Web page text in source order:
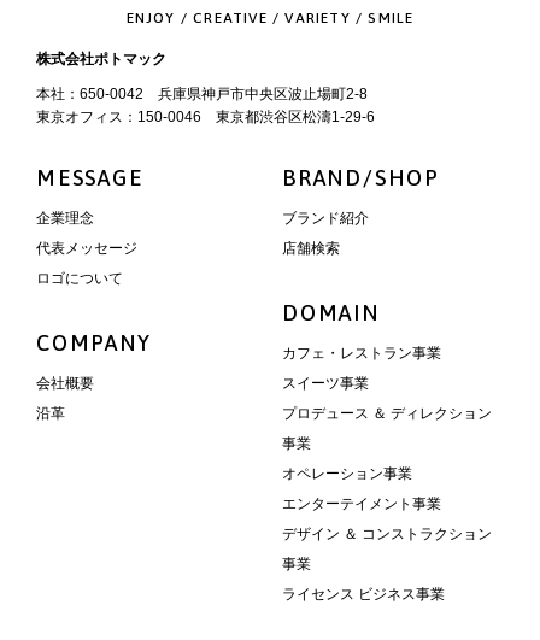
ENJOY / CREATIVE / VARIETY / SMILE
株式会社ポトマック
本社：650-0042 兵庫県神戸市中央区波止場町2-8
東京オフィス：150-0046 東京都渋谷区松濤1-29-6
MESSAGE
企業理念
代表メッセージ
ロゴについて
COMPANY
会社概要
沿革
BRAND/SHOP
ブランド紹介
店舗検索
DOMAIN
カフェ・レストラン事業
スイーツ事業
プロデュース ＆ ディレクション
事業
オペレーション事業
エンターテイメント事業
デザイン ＆ コンストラクション
事業
ライセンス ビジネス事業